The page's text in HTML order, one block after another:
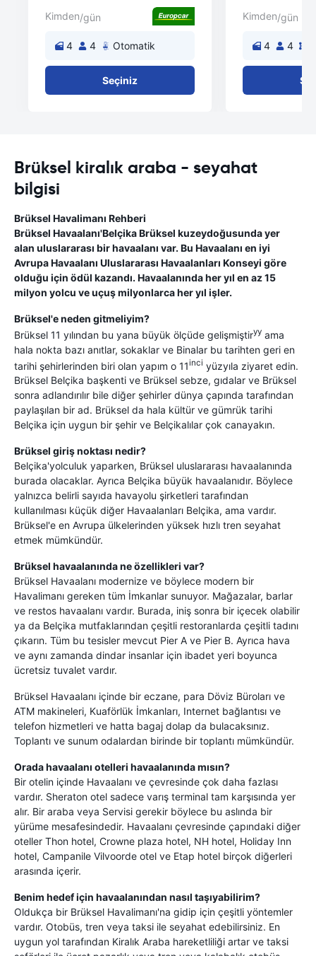
Kimden/gün
4 4 Otomatik
Seçiniz
Kimden/gün
4 4
Brüksel kiralık araba - seyahat
bilgisi
Brüksel Havalimanı Rehberi
Brüksel Havaalanı'Belçika Brüksel kuzeydoğusunda yer
alan uluslararası bir havaalanı var. Bu Havaalanı en iyi
Avrupa Havaalanı Uluslararası Havaalanları Konseyi göre
olduğu için ödül kazandı. Havaalanında her yıl en az 15
milyon yolcu ve uçuş milyonlarca her yıl işler.
Brüksel'e neden gitmeliyim?
Brüksel 11 yılından bu yana büyük ölçüde gelişmiştiryy ama
hala nokta bazı anıtlar, sokaklar ve Binalar bu tarihten geri en
tarihi şehirlerinden biri olan yapım o 11inci yüzyıla ziyaret edin.
Brüksel Belçika başkenti ve Brüksel sebze, gıdalar ve Brüksel
sonra adlandırılır bile diğer şehirler dünya çapında tarafından
paylaşılan bir ad. Brüksel da hala kültür ve gümrük tarihi
Belçika için uygun bir şehir ve Belçikalılar çok canayakın.
Brüksel giriş noktası nedir?
Belçika'yolculuk yaparken, Brüksel uluslararası havaalanında
burada olacaklar. Ayrıca Belçika büyük havaalanıdır. Böylece
yalnızca belirli sayıda havayolu şirketleri tarafından
kullanılması küçük diğer Havaalanları Belçika, ama vardır.
Brüksel'e en Avrupa ülkelerinden yüksek hızlı tren seyahat
etmek mümkündür.
Brüksel havaalanında ne özellikleri var?
Brüksel Havaalanı modernize ve böylece modern bir
Havalimanı gereken tüm İmkanlar sunuyor. Mağazalar, barlar
ve restos havaalanı vardır. Burada, iniş sonra bir içecek olabilir
ya da Belçika mutfaklarından çeşitli restoranlarda çeşitli tadını
çıkarın. Tüm bu tesisler mevcut Pier A ve Pier B. Ayrıca hava
ve aynı zamanda dindar insanlar için ibadet yeri boyunca
ücretsiz tuvalet vardır.
Brüksel Havaalanı içinde bir eczane, para Döviz Büroları ve
ATM makineleri, Kuaförlük İmkanları, Internet bağlantısı ve
telefon hizmetleri ve hatta bagaj dolap da bulacaksınız.
Toplantı ve sunum odalardan birinde bir toplantı mümkündür.
Orada havaalanı otelleri havaalanında mısın?
Bir otelin içinde Havaalanı ve çevresinde çok daha fazlası
vardır. Sheraton otel sadece varış terminal tam karşısında yer
alır. Bir araba veya Servisi gerekir böylece bu aslında bir
yürüme mesafesindedir. Havaalanı çevresinde çapındaki diğer
oteller Thon hotel, Crowne plaza hotel, NH hotel, Holiday Inn
hotel, Campanile Vilvoorde otel ve Etap hotel birçok diğerleri
arasında içerir.
Benim hedef için havaalanından nasıl taşıyabilirim?
Oldukça bir Brüksel Havalimanı'na gidip için çeşitli yöntemler
vardır. Otobüs, tren veya taksi ile seyahat edebilirsiniz. En
uygun yol tarafından Kiralık Araba hareketliliği artar ve taksi